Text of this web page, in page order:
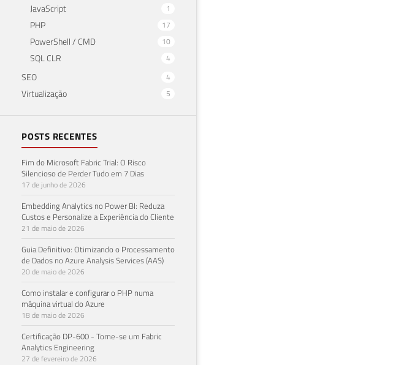
JavaScript 1
PHP 17
PowerShell / CMD 10
SQL CLR 4
SEO 4
Virtualização 5
POSTS RECENTES
Fim do Microsoft Fabric Trial: O Risco
Silencioso de Perder Tudo em 7 Dias
17 de junho de 2026
Embedding Analytics no Power BI: Reduza
Custos e Personalize a Experiência do Cliente
21 de maio de 2026
Guia Definitivo: Otimizando o Processamento
de Dados no Azure Analysis Services (AAS)
20 de maio de 2026
Como instalar e configurar o PHP numa
máquina virtual do Azure
18 de maio de 2026
Certificação DP-600 - Torne-se um Fabric
Analytics Engineering
27 de fevereiro de 2026